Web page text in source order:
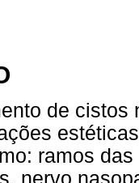
de cistos
ramos